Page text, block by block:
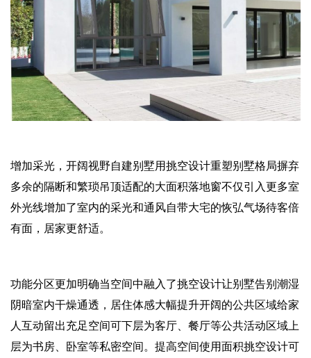
增加采光，开阔视野自建别墅用挑空设计重塑别墅格局摒弃
多余的隔断和繁琐吊顶适配的大面积落地窗不仅引入更多室
外光线增加了室内的采光和通风自带大宅的恢弘气场待客倍
有面，居家更舒适。
功能分区更加明确当空间中融入了挑空设计让别墅告别潮湿
阴暗室内干燥通透，居住体感大幅提升开阔的公共区域给家
人互动留出充足空间可下层为客厅、餐厅等公共活动区域上
层为书房、卧室等私密空间。提高空间使用面积挑空设计可